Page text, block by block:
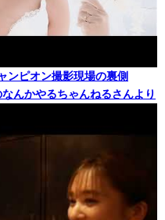
ンピオン撮影現場の裏側
んかやるちゃんねるさんより